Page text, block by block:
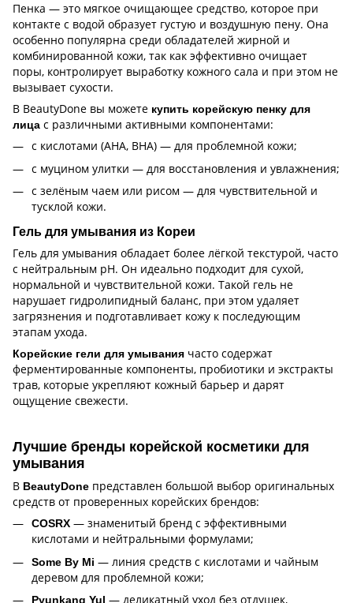
Пенка — это мягкое очищающее средство, которое при
контакте с водой образует густую и воздушную пену. Она
особенно популярна среди обладателей жирной и
комбинированной кожи, так как эффективно очищает
поры, контролирует выработку кожного сала и при этом не
вызывает сухости.
В BeautyDone вы можете купить корейскую пенку для
лица с различными активными компонентами:
с кислотами (AHA, BHA) — для проблемной кожи;
с муцином улитки — для восстановления и увлажнения;
с зелёным чаем или рисом — для чувствительной и
тусклой кожи.
Гель для умывания из Кореи
Гель для умывания обладает более лёгкой текстурой, часто
с нейтральным pH. Он идеально подходит для сухой,
нормальной и чувствительной кожи. Такой гель не
нарушает гидролипидный баланс, при этом удаляет
загрязнения и подготавливает кожу к последующим
этапам ухода.
Корейские гели для умывания часто содержат
ферментированные компоненты, пробиотики и экстракты
трав, которые укрепляют кожный барьер и дарят
ощущение свежести.
Лучшие бренды корейской косметики для
умывания
В BeautyDone представлен большой выбор оригинальных
средств от проверенных корейских брендов:
COSRX — знаменитый бренд с эффективными
кислотами и нейтральными формулами;
Some By Mi — линия средств с кислотами и чайным
деревом для проблемной кожи;
Pyunkang Yul — деликатный уход без отдушек,